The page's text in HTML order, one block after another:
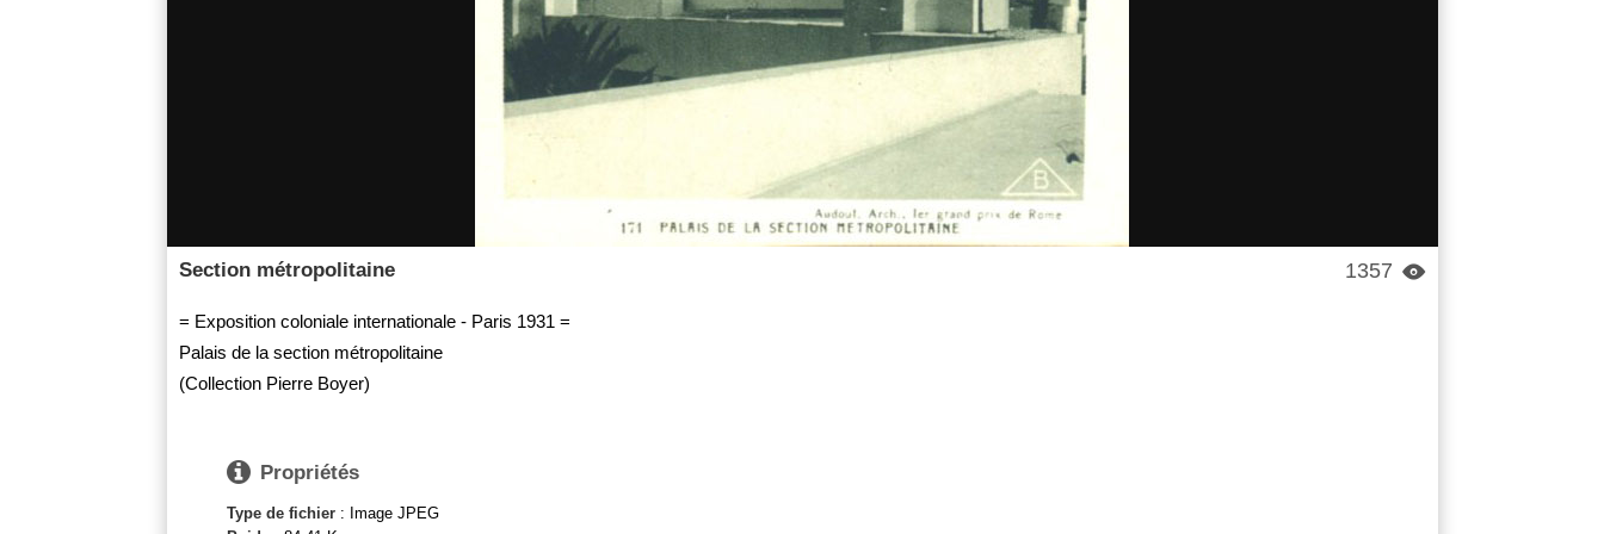
1357 
Section métropolitaine
= Exposition coloniale internationale - Paris 1931 =
Palais de la section métropolitaine
(Collection Pierre Boyer)
 Propriétés
Type de fichier: Image JPEG